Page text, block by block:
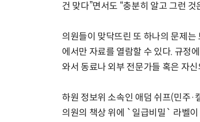
건 맞다”면서도 “충분히 알고 그런
의원들이 맞닥뜨린 또 하나의 문제
에서만 자료를 열람할 수 있다. 규정
와서 동료나 외부 전문가들 혹은 자
하원 정보위 소속인 애덤 쉬프(민주·
의원의 책상 위에 `일급비밀` 라벨이